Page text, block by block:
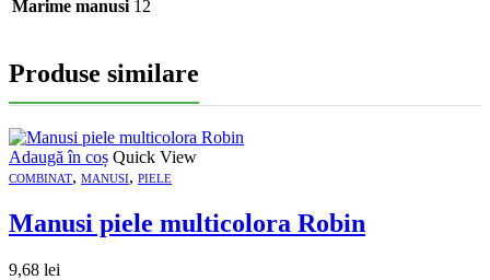
Marime manusi 12
Produse similare
Adaugă în coș Quick View
COMBINAT, MANUSI, PIELE
Manusi piele multicolora Robin
9,68 lei